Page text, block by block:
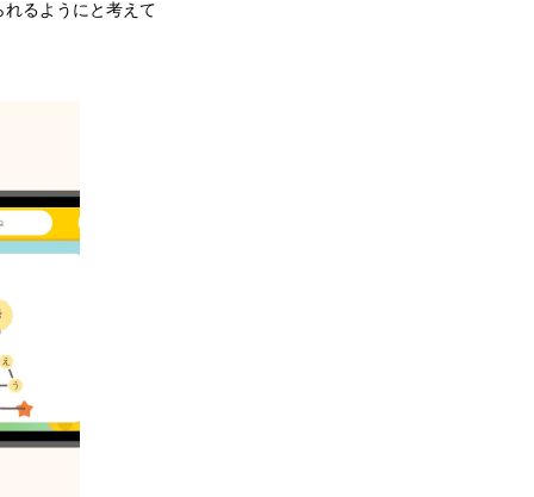
るようにと考えて